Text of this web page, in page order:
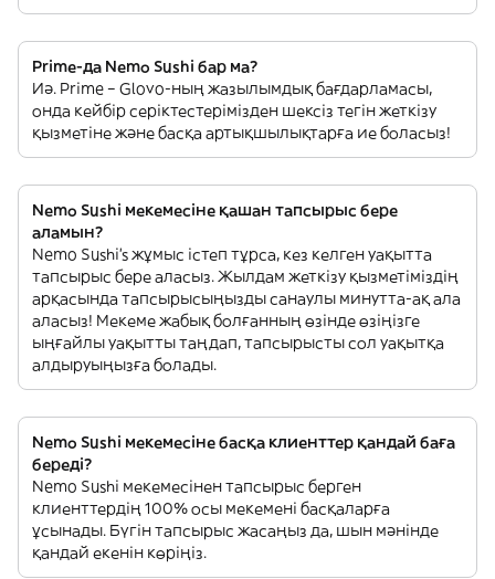
Prime-да Nemo Sushi бар ма?
Иә. Prime – Glovo-ның жазылымдық бағдарламасы,
онда кейбір серіктестерімізден шексіз тегін жеткізу
қызметіне және басқа артықшылықтарға ие боласыз!
Nemo Sushi мекемесіне қашан тапсырыс бере
аламын?
Nemo Sushi’s жұмыс істеп тұрса, кез келген уақытта
тапсырыс бере аласыз. Жылдам жеткізу қызметіміздің
арқасында тапсырысыңызды санаулы минутта-ақ ала
аласыз! Мекеме жабық болғанның өзінде өзіңізге
ыңғайлы уақытты таңдап, тапсырысты сол уақытқа
алдыруыңызға болады.
Nemo Sushi мекемесіне басқа клиенттер қандай баға
береді?
Nemo Sushi мекемесінен тапсырыс берген
клиенттердің 100% осы мекемені басқаларға
ұсынады. Бүгін тапсырыс жасаңыз да, шын мәнінде
қандай екенін көріңіз.